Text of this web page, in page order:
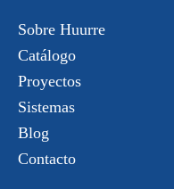
Sobre Huurre
Catálogo
Proyectos
Sistemas
Blog
Contacto